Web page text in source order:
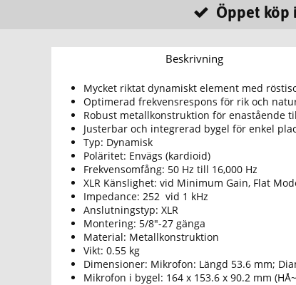
Öppet köp
Beskrivning
Mycket riktat dynamiskt element med
Optimerad frekvensrespons för rik och
Robust metallkonstruktion för enastående
Justerbar och integrerad bygel för enkel
Typ: Dynamisk
Poläritet: Envägs (kardioid)
Frekvensomfång: 50 Hz till 16,000 Hz
XLR Känslighet: vid Minimum Gain, Flat
Impedance: 252 vid 1 kHz
Anslutningstyp: XLR
Montering: 5/8"-27 gänga
Material: Metallkonstruktion
Vikt: 0.55 kg
Dimensioner: Mikrofon: Längd 53.6 mm;
Mikrofon i bygel: 164 x 153.6 x 90.2 mm